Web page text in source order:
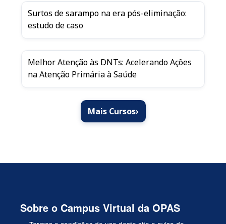
Surtos de sarampo na era pós-eliminação:
estudo de caso
Melhor Atenção às DNTs: Acelerando Ações
na Atenção Primária à Saúde
Mais Cursos›
Sobre o Campus Virtual da OPAS